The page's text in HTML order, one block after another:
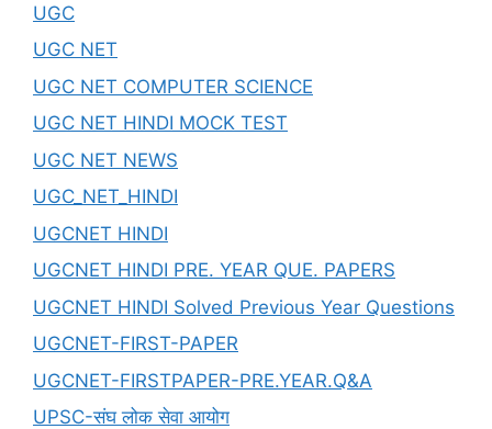
UGC
UGC NET
UGC NET COMPUTER SCIENCE
UGC NET HINDI MOCK TEST
UGC NET NEWS
UGC_NET_HINDI
UGCNET HINDI
UGCNET HINDI PRE. YEAR QUE. PAPERS
UGCNET HINDI Solved Previous Year Questions
UGCNET-FIRST-PAPER
UGCNET-FIRSTPAPER-PRE.YEAR.Q&A
UPSC-संघ लोक सेवा आयोग